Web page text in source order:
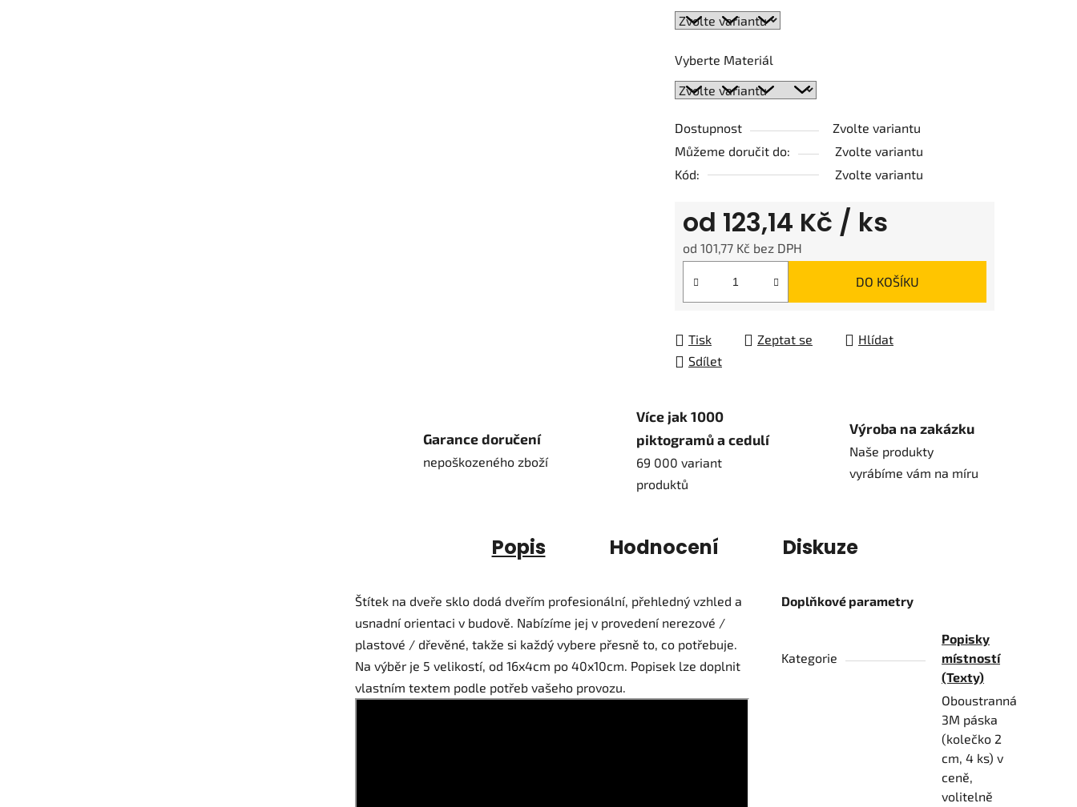
5
Vyberte Materiál
Dostupnost
Zvolte variantu
Můžeme doručit do:
Zvolte variantu
Kód:
Zvolte variantu
od 123,14 Kč / ks
od 101,77 Kč bez DPH
DO KOŠÍKU
Tisk Zeptat se
Hlídat
Sdílet
Garance doručení
nepoškozeného zboží
Více jak 1000
piktogramů a cedulí
69 000 variant
produktů
Výroba na zakázku
Naše produkty
vyrábíme vám na míru
Popis Hodnocení Diskuze
Štítek na dveře sklo dodá dveřím profesionální, přehledný vzhled a
usnadní orientaci v budově. Nabízíme jej v provedení nerezové /
plastové / dřevěné, takže si každý vybere přesně to, co potřebuje.
Na výběr je 5 velikostí, od 16x4cm po 40x10cm. Popisek lze doplnit
vlastním textem podle potřeb vašeho provozu.
Doplňkové parametry
Kategorie
Popisky
místností
(Texty)
Oboustranná
3M páska
(kolečko 2
cm, 4 ks) v
ceně,
volitelně